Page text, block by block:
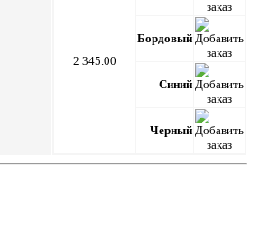
2 345.00
Бордовый
Синий
Черный